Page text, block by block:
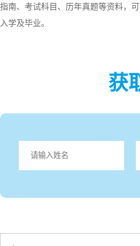
指南、考试科目、历年真题等资料，
入学及毕业。
获